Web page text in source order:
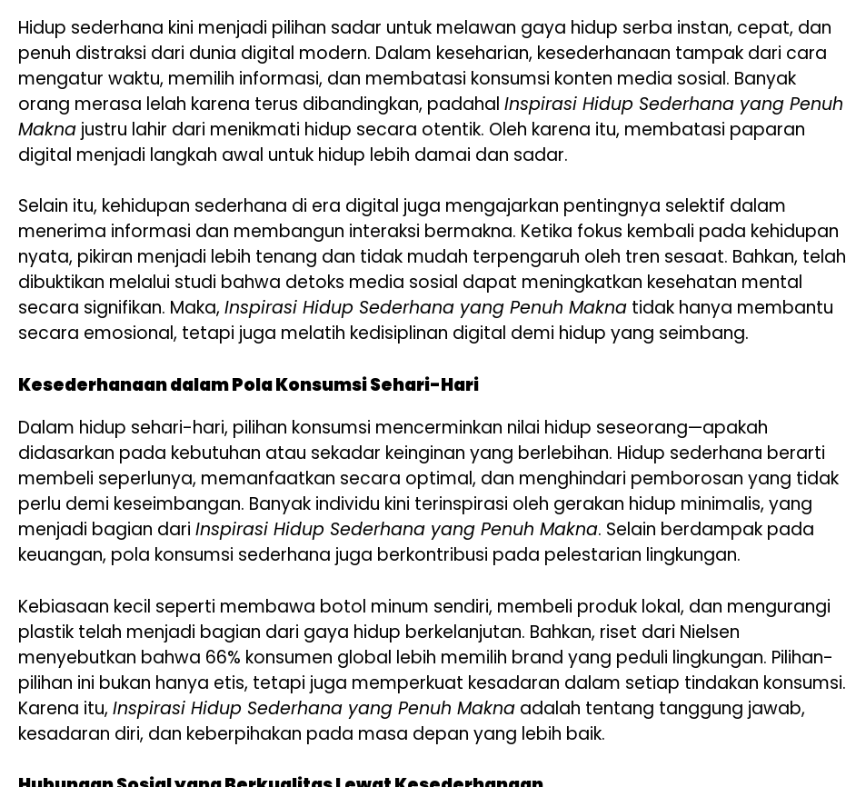
Hidup sederhana kini menjadi pilihan sadar untuk melawan gaya hidup serba instan, cepat, dan
penuh distraksi dari dunia digital modern. Dalam keseharian, kesederhanaan tampak dari cara
mengatur waktu, memilih informasi, dan membatasi konsumsi konten media sosial. Banyak
orang merasa lelah karena terus dibandingkan, padahal Inspirasi Hidup Sederhana yang Penuh
Makna justru lahir dari menikmati hidup secara otentik. Oleh karena itu, membatasi paparan
digital menjadi langkah awal untuk hidup lebih damai dan sadar.
Selain itu, kehidupan sederhana di era digital juga mengajarkan pentingnya selektif dalam
menerima informasi dan membangun interaksi bermakna. Ketika fokus kembali pada kehidupan
nyata, pikiran menjadi lebih tenang dan tidak mudah terpengaruh oleh tren sesaat. Bahkan, telah
dibuktikan melalui studi bahwa detoks media sosial dapat meningkatkan kesehatan mental
secara signifikan. Maka, Inspirasi Hidup Sederhana yang Penuh Makna tidak hanya membantu
secara emosional, tetapi juga melatih kedisiplinan digital demi hidup yang seimbang.
Kesederhanaan dalam Pola Konsumsi Sehari-Hari
Dalam hidup sehari-hari, pilihan konsumsi mencerminkan nilai hidup seseorang—apakah
didasarkan pada kebutuhan atau sekadar keinginan yang berlebihan. Hidup sederhana berarti
membeli seperlunya, memanfaatkan secara optimal, dan menghindari pemborosan yang tidak
perlu demi keseimbangan. Banyak individu kini terinspirasi oleh gerakan hidup minimalis, yang
menjadi bagian dari Inspirasi Hidup Sederhana yang Penuh Makna. Selain berdampak pada
keuangan, pola konsumsi sederhana juga berkontribusi pada pelestarian lingkungan.
Kebiasaan kecil seperti membawa botol minum sendiri, membeli produk lokal, dan mengurangi
plastik telah menjadi bagian dari gaya hidup berkelanjutan. Bahkan, riset dari Nielsen
menyebutkan bahwa 66% konsumen global lebih memilih brand yang peduli lingkungan. Pilihan-
pilihan ini bukan hanya etis, tetapi juga memperkuat kesadaran dalam setiap tindakan konsumsi.
Karena itu, Inspirasi Hidup Sederhana yang Penuh Makna adalah tentang tanggung jawab,
kesadaran diri, dan keberpihakan pada masa depan yang lebih baik.